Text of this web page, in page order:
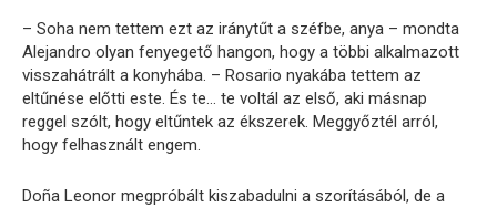
– Soha nem tettem ezt az iránytűt a széfbe, anya – mondta
Alejandro olyan fenyegető hangon, hogy a többi alkalmazott
visszahátrált a konyhába. – Rosario nyakába tettem az
eltűnése előtti este. És te… te voltál az első, aki másnap
reggel szólt, hogy eltűntek az ékszerek. Meggyőztél arról,
hogy felhasznált engem.
Doña Leonor megpróbált kiszabadulni a szorításából, de a